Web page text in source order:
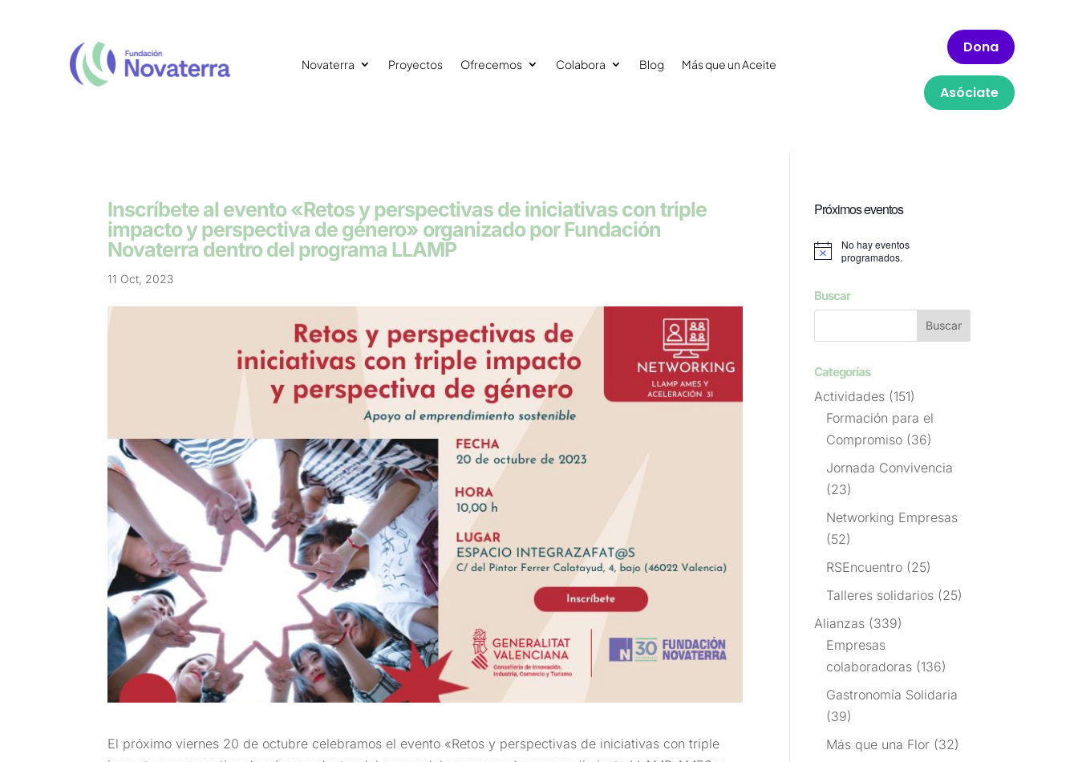
Novaterra Proyectos Ofrecemos Colabora Blog Más que un Aceite
Dona
Asóciate
Inscríbete al evento «Retos y perspectivas de iniciativas con triple
impacto y perspectiva de género» organizado por Fundación
Novaterra dentro del programa LLAMP
11 Oct, 2023
El próximo viernes 20 de octubre celebramos el evento «Retos y perspectivas de iniciativas con triple
Próximos eventos
Aviso
No hay eventos
programados.
Buscar
Categorías
Actividades (151)
Formación para el
Compromiso (36)
Jornada Convivencia
(23)
Networking Empresas
(52)
RSEncuentro (25)
Talleres solidarios (25)
Alianzas (339)
Empresas
colaboradoras (136)
Gastronomía Solidaria
(39)
Más que una Flor (32)